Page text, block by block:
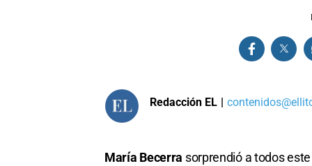
Redacción EL |
María Becerra sorprendió a todos